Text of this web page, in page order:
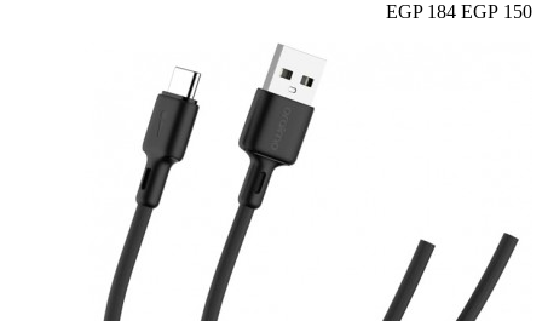
150 EGP
184 EGP